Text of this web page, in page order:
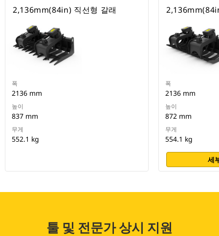
2,136mm(84in) 직선형 갈래
폭
2136 mm
높이
837 mm
무게
552.1 kg
폭
2136 mm
높이
872 mm
무게
554.1 kg
세
툴 및 전문가 상시 지원